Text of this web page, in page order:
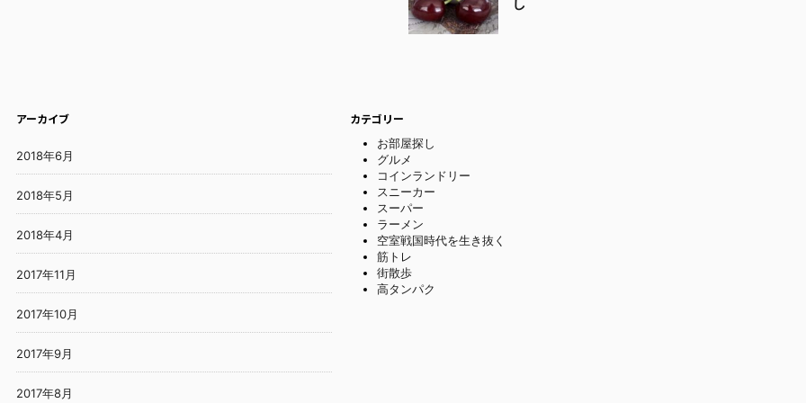
アーカイブ
2018年6月
2018年5月
2018年4月
2017年11月
2017年10月
2017年9月
2017年8月
カテゴリー
お部屋探し
グルメ
コインランドリー
スニーカー
スーパー
ラーメン
空室戦国時代を生き抜く
筋トレ
街散歩
高タンパク